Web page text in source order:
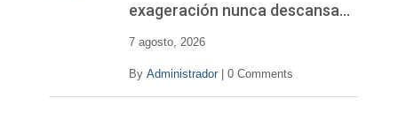
exageración nunca descansa…
7 agosto, 2026
By Administrador 0 Comments